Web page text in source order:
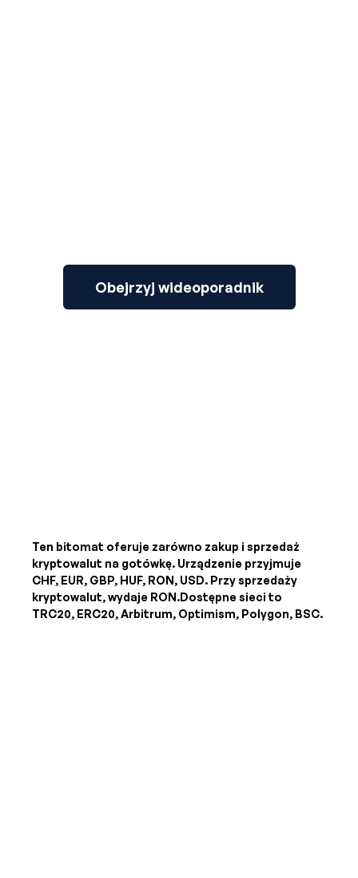
Obejrzyj wideoporadnik
Ten bitomat oferuje zarówno zakup i sprzedaż
kryptowalut na gotówkę. Urządzenie przyjmuje
CHF, EUR, GBP, HUF, RON, USD. Przy sprzedaży
kryptowalut, wydaje RON.Dostępne sieci to
TRC20, ERC20, Arbitrum, Optimism, Polygon, BSC.